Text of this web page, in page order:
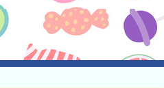
建議如果您的司法轄區允許，儅您
空投為目的與該平臺互動，請自行